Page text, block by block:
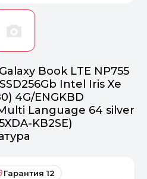
Book LTE NP755
Intel Iris Xe
4G/ENGKBD
Language 64 silver
KB2SE)
Гарантия 12